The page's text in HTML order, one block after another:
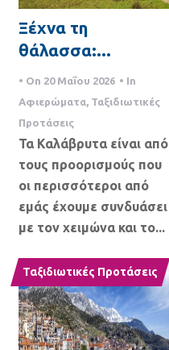
Ξέχνα τη
θάλασσα:...
• On 20 Μαΐου 2026 • In
Αφιερώματα Ταξιδιωτικές
Προτάσεις
Τα Καλάβρυτα είναι από
τους προορισμούς που
οι περισσότεροι από
εμάς έχουμε συνδυάσει
με τον χειμώνα και το...
Ταξιδιωτικές Προτάσεις